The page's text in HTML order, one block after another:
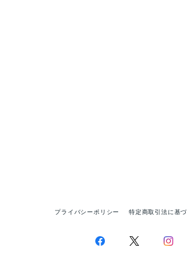
プライバシーポリシー 特定商取引法に基